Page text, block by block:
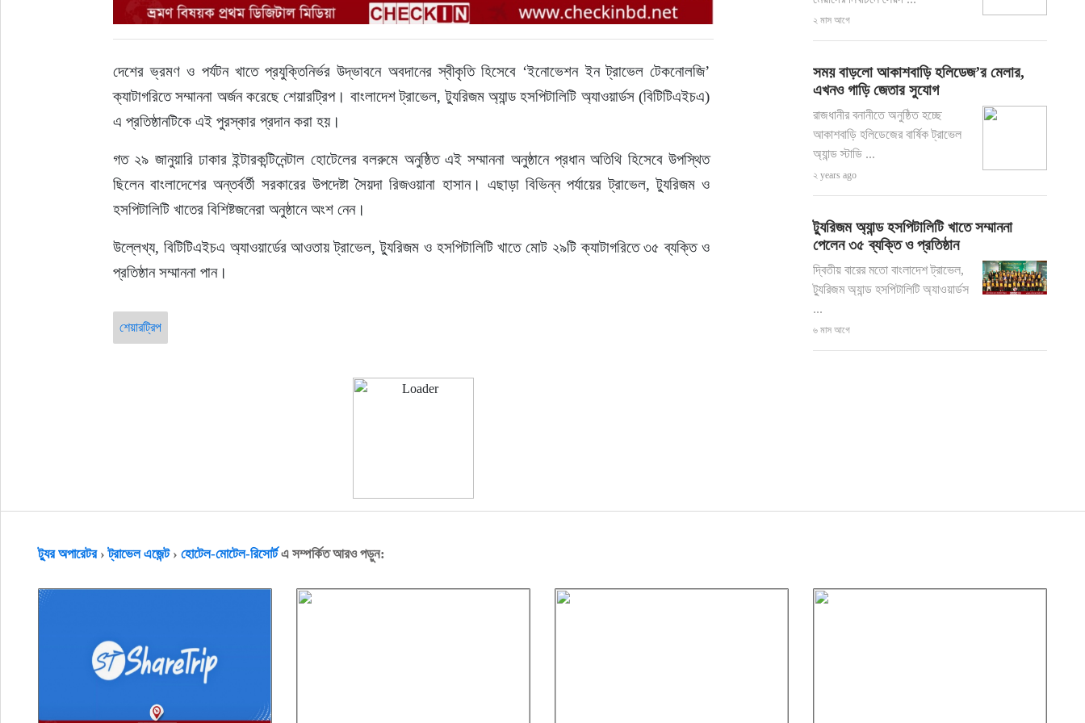
দেশের ভ্রমণ ও পর্যটন খাতে প্রযুক্তিনির্ভর উদ্ভাবনে অবদানের স্বীকৃতি হিসেবে ‘ইনোভেশন ইন ট্রাভেল টেকনোলজি’
ক্যাটাগরিতে সম্মাননা অর্জন করেছে শেয়ারট্রিপ। বাংলাদেশ ট্রাভেল, ট্যুরিজম অ্যান্ড হসপিটালিটি অ্যাওয়ার্ডস (বিটিটিএইচএ)
এ প্রতিষ্ঠানটিকে এই পুরস্কার প্রদান করা হয়।
গত ২৯ জানুয়ারি ঢাকার ইন্টারকন্টিনেন্টাল হোটেলের বলরুমে অনুষ্ঠিত এই সম্মাননা অনুষ্ঠানে প্রধান অতিথি হিসেবে উপস্থিত
ছিলেন বাংলাদেশের অন্তর্বর্তী সরকারের উপদেষ্টা সৈয়দা রিজওয়ানা হাসান। এছাড়া বিভিন্ন পর্যায়ের ট্রাভেল, ট্যুরিজম ও
হসপিটালিটি খাতের বিশিষ্টজনেরা অনুষ্ঠানে অংশ নেন।
উল্লেখ্য, বিটিটিএইচএ অ্যাওয়ার্ডের আওতায় ট্রাভেল, ট্যুরিজম ও হসপিটালিটি খাতে মোট ২৯টি ক্যাটাগরিতে ৩৫ ব্যক্তি ও
প্রতিষ্ঠান সম্মাননা পান।
শেয়ারট্রিপ
২ মাস আগে
সময় বাড়লো আকাশবাড়ি হলিডেজ’র মেলার,
এখনও গাড়ি জেতার সুযোগ
রাজধানীর বনানীতে অনুষ্ঠিত হচ্ছে
আকাশবাড়ি হলিডেজের বার্ষিক ট্রাভেল
অ্যান্ড স্টাডি ...
২ years ago
ট্যুরিজম অ্যান্ড হসপিটালিটি খাতে সম্মাননা
পেলেন ৩৫ ব্যক্তি ও প্রতিষ্ঠান
দ্বিতীয় বারের মতো বাংলাদেশ ট্রাভেল,
ট্যুরিজম অ্যান্ড হসপিটালিটি অ্যাওয়ার্ডস
...
৬ মাস আগে
ট্যুর অপারেটর›ট্রাভেল এজেন্ট›হোটেল-মোটেল-রিসোর্টএ সম্পর্কিত আরও পড়ুন: